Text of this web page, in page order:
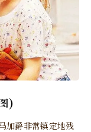
)
加爵非常镇定地残